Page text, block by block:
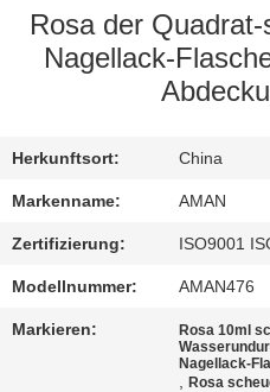
ÜBER
UNS
KONTAKT
MIT
Rosa der
Nagellack-
Herkunftsort: China
Markenname: AMAN
Zertifizierung: ISO9001
Modellnummer: AMAN476
Markieren: Rosa 10ml
Nagellack-
,Rosa